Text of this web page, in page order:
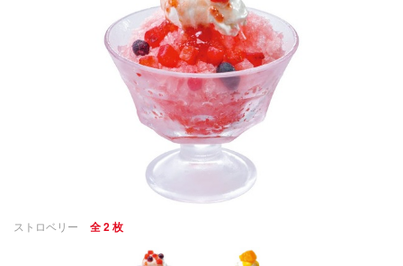
ストロベリー 全 2 枚